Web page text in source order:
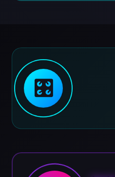
🎛️